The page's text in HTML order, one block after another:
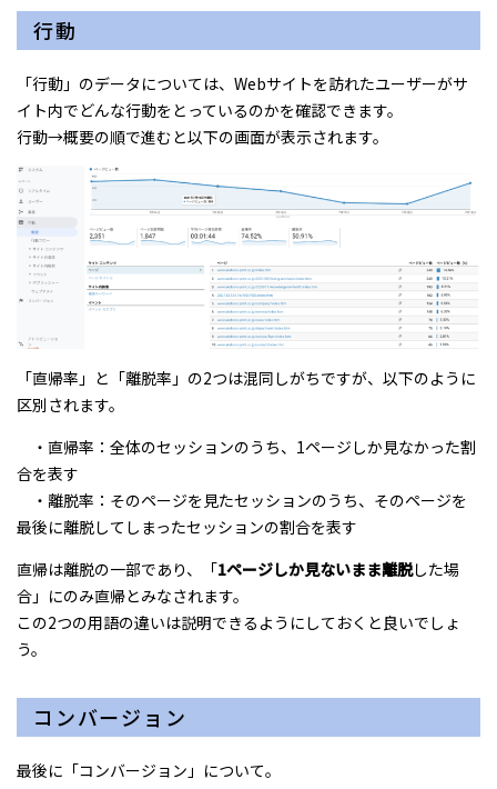
行動
「行動」のデータについては、Webサイトを訪れたユーザーがサ
イト内でどんな行動をとっているのかを確認できます。
行動→概要の順で進むと以下の画面が表示されます。
「直帰率」と「離脱率」の2つは混同しがちですが、以下のように
区別されます。
・直帰率：全体のセッションのうち、1ページしか見なかった割
合を表す
・離脱率：そのページを見たセッションのうち、そのページを
最後に離脱してしまったセッションの割合を表す
直帰は離脱の一部であり、「1ページしか見ないまま離脱した場
合」にのみ直帰とみなされます。
この2つの用語の違いは説明できるようにしておくと良いでしょ
う。
コンバージョン
最後に「コンバージョン」について。